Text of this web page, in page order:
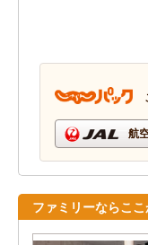
航
ファミリーならこ